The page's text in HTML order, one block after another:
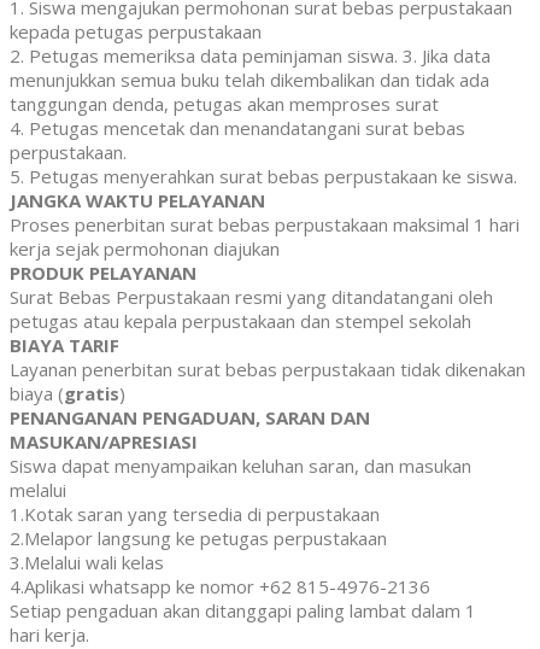
1. Siswa mengajukan permohonan surat bebas perpustakaan
kepada petugas perpustakaan
2. Petugas memeriksa data peminjaman siswa. 3. Jika data
menunjukkan semua buku telah dikembalikan dan tidak ada
tanggungan denda, petugas akan memproses surat
4. Petugas mencetak dan menandatangani surat bebas
perpustakaan.
5. Petugas menyerahkan surat bebas perpustakaan ke siswa.
JANGKA WAKTU PELAYANAN
Proses penerbitan surat bebas perpustakaan maksimal 1 hari
kerja sejak permohonan diajukan
PRODUK PELAYANAN
Surat Bebas Perpustakaan resmi yang ditandatangani oleh
petugas atau kepala perpustakaan dan stempel sekolah
BIAYA TARIF
Layanan penerbitan surat bebas perpustakaan tidak dikenakan
biaya (gratis)
PENANGANAN PENGADUAN, SARAN DAN
MASUKAN/APRESIASI
Siswa dapat menyampaikan keluhan saran, dan masukan
melalui
1.Kotak saran yang tersedia di perpustakaan
2.Melapor langsung ke petugas perpustakaan
3.Melalui wali kelas
4.Aplikasi whatsapp ke nomor +62 815-4976-2136
Setiap pengaduan akan ditanggapi paling lambat dalam 1
hari kerja.